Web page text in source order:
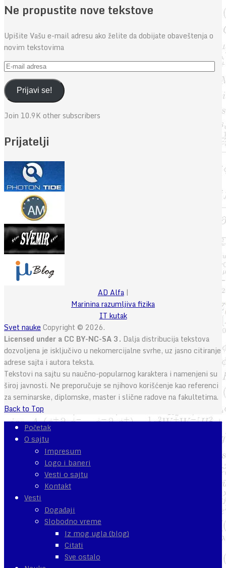
Ne propustite nove tekstove
Upišite Vašu e-mail adresu ako želite da dobijate obaveštenja o
novim tekstovima
E-
mail
adresaPrijavi se!
Join 10.9K other subscribers
Prijatelji
AD Alfa|
Marinina razumljiva fizika
IT kutak
Svet nauke Copyright © 2026.
Licensed under a CC BY-NC-SA 3. Dalja distribucija tekstova
dozvoljena je isključivo u nekomercijalne svrhe, uz jasno citiranje
adrese sajta i autora teksta.
Tekstovi na sajtu su naučno-popularnog karaktera i namenjeni su
široj javnosti. Ne preporučuje se njihovo korišćenje kao referenci
za seminarske, diplomske, master i slične radove na fakultetima.
Back to Top
Početak
O sajtu
Impresum
Logo i baneri
Vesti o sajtu
Kontakt
Vesti
Događaji
Slobodno vreme
Iz mog ugla (blog)
Citati
Sve ostalo